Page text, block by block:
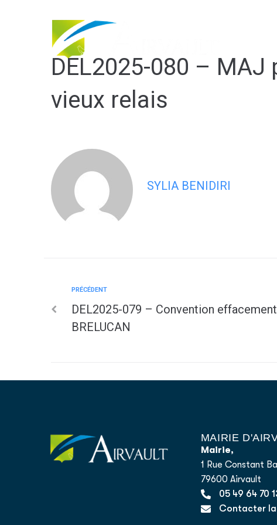
DEL2025-080 – MAJ
vieux relais
SYLIA BENIDIRI
PRÉCÉDENT
DEL2025-079 – Convention
BRELUCAN
MAIRIE
Mairie,
1 Rue Constant
79600 Airvault
05 49 64 70
Contacter